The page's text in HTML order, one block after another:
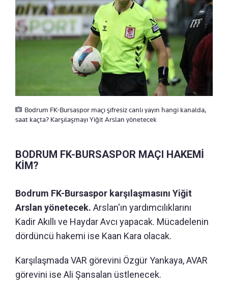
Bodrum FK-Bursaspor maçı şifresiz canlı yayın hangi kanalda,
saat kaçta? Karşılaşmayı Yiğit Arslan yönetecek
BODRUM FK-BURSASPOR MAÇI HAKEMİ
KİM?
Bodrum FK-Bursaspor karşılaşmasını Yiğit
Arslan yönetecek. Arslan'ın yardımcılıklarını
Kadir Akıllı ve Haydar Avcı yapacak. Mücadelenin
dördüncü hakemi ise Kaan Kara olacak.
Karşılaşmada VAR görevini Özgür Yankaya, AVAR
görevini ise Ali Şansalan üstlenecek.